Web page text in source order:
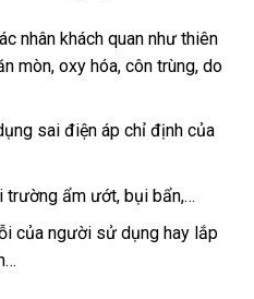
nhân khách quan như thiên
mòn, oxy hóa, côn trùng, do
sai điện áp chỉ định của
ẩm ướt, bụi bẩn,…
của người sử dụng hay lắp